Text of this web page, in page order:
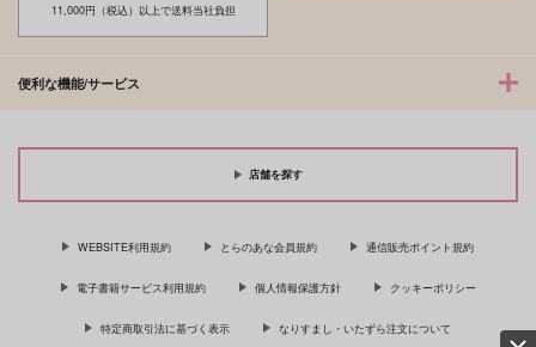
11,000円（税込）以上で送料当社負担
便利な機能/サービス
店舗を探す
WEBSITE利用規約 とらのあな会員規約 通信販売ポイント規約
電子書籍サービス利用規約 個人情報保護方針 クッキーポリシー
特定商取引法に基づく表示 なりすまし・いたずら注文について